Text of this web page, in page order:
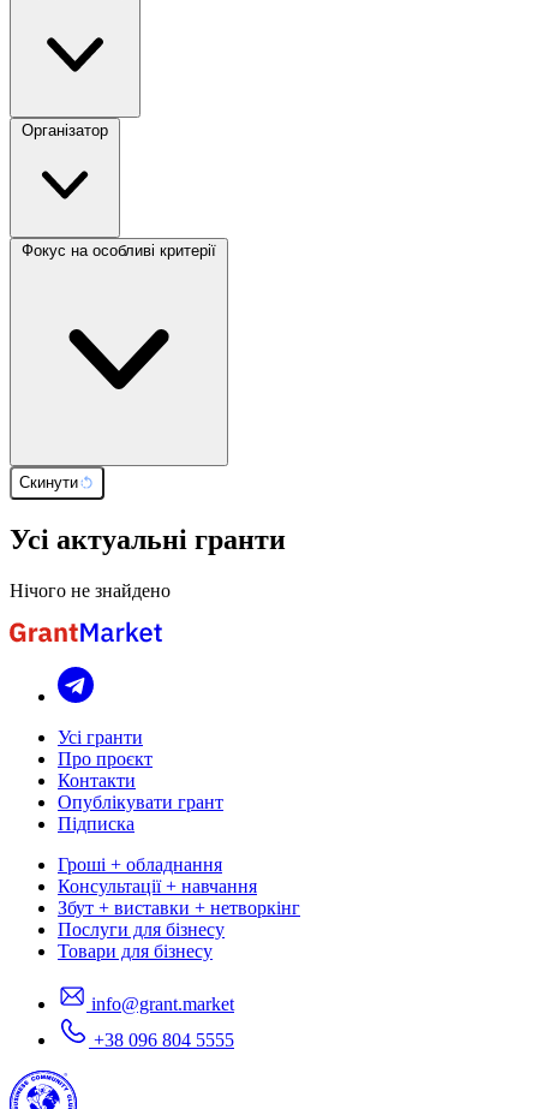
Організатор
Фокус на особливі критерії
Скинути
Усі актуальні гранти
Нічого не знайдено
Усі гранти
Про проєкт
Контакти
Опублікувати грант
Підписка
Гроші + обладнання
Консультації + навчання
Збут + виставки + нетворкінг
Послуги для бізнесу
Товари для бізнесу
info@grant.market
+38 096 804 5555